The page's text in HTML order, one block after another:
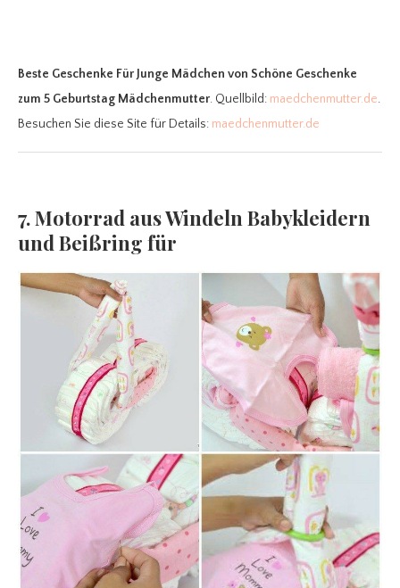
Beste Geschenke Für Junge Mädchen von Schöne Geschenke
zum 5 Geburtstag Mädchenmutter. Quellbild: maedchenmutter.de.
Besuchen Sie diese Site für Details: maedchenmutter.de
7. Motorrad aus Windeln Babykleidern
und Beißring für